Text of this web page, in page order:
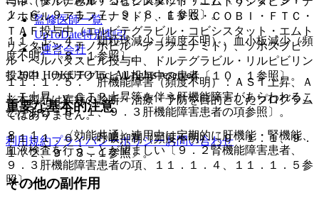
ノホビル アラフェナミド）、ＥＶＧ・ＣＯＢＩ・ＦＴＣ・
ＴＡＦ投与中（エルビテグラビル・コビシスタット・エムト
リシタビン・テノホビル アラフェナミド）、ソホスブビ
ル・ベルパタスビル投与中、ドルテグラビル・リルピビリン
投与中、カボテグラビル投与中の患者〔１０．１参照〕。
重要な基本的注意
８．１． 〈効能共通〉連用中は定期的に肝機能・腎機能、
血液検査を行うことが望ましい〔９．２腎機能障害患者、
９．３肝機能障害患者の項、１１．１．４、１１．１．５参
照〕。
１．６、９．１．７、９．８．１参照〕。
１１．１．４． 顆粒球減少（頻度不明）、血小板減少（頻
度不明）〔８．１参照〕。
１１．１．５． 肝機能障害（頻度不明）：ＡＳＴ上昇、Ａ
ＬＴ上昇、γ−ＧＴＰ上昇等を伴う肝機能障害があらわれるこ
とがある〔８．１、９．３肝機能障害患者の項参照〕。
１１．１．６． 呼吸抑制（頻度不明）〔９．１．１、９．
１．２、９．８．１参照〕。
その他の副作用
監修医師一覧
UpToDate特別割引
運営会社
© 2021 HOKUTO Inc. All rights reserved.
※本製品は疾病の診断・治療・予防を目的としたプログラム
ではありません。
利用規約プライバシーポリシーお問い合わせ